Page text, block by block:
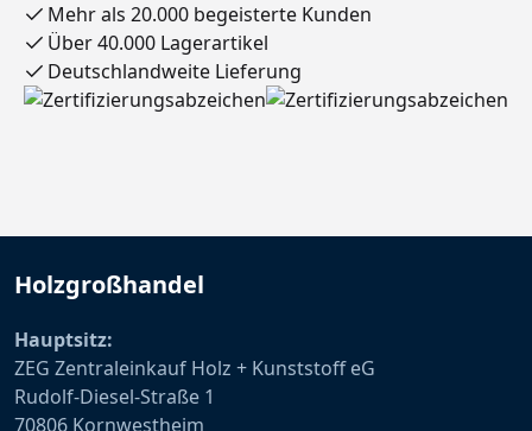
Mehr als 20.000 begeisterte Kunden
Über 40.000 Lagerartikel
Deutschlandweite Lieferung
Holzgroßhandel
Hauptsitz:
ZEG Zentraleinkauf Holz + Kunststoff eG
Rudolf-Diesel-Straße 1
70806 Kornwestheim